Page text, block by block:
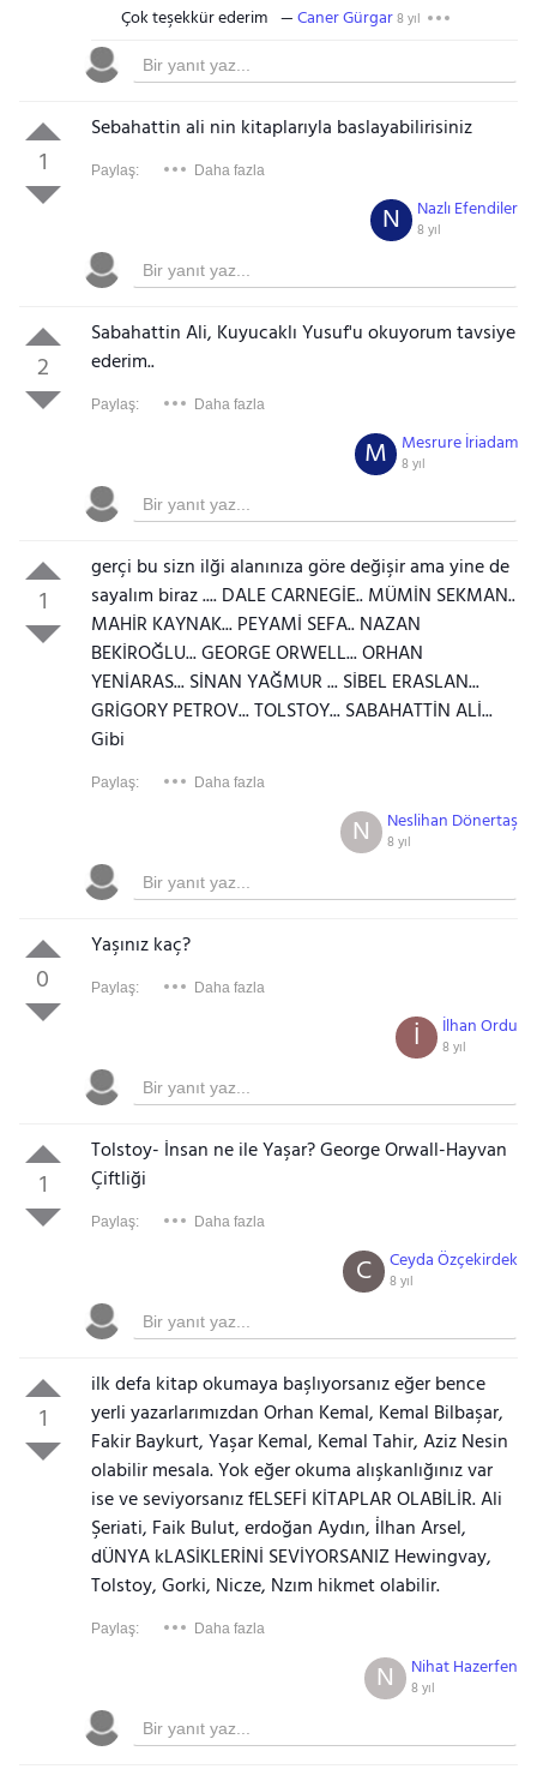
Çok teşekkür ederim Caner Gürgar8 yıl
1
Sebahattin ali nin kitaplarıyla baslayabilirisiniz
Paylaş: Daha fazla
Nazlı Efendiler
8 yıl
N
2
Sabahattin Ali, Kuyucaklı Yusuf'u okuyorum tavsiye
ederim..
Paylaş: Daha fazla
Mesrure İriadam
8 yıl
M
1
gerçi bu sizn ilği alanınıza göre değişir ama yine de
sayalım biraz .... DALE CARNEGİE.. MÜMİN SEKMAN..
MAHİR KAYNAK... PEYAMİ SEFA.. NAZAN
BEKİROĞLU... GEORGE ORWELL... ORHAN
YENİARAS... SİNAN YAĞMUR ... SİBEL ERASLAN...
GRİGORY PETROV... TOLSTOY... SABAHATTİN ALİ...
Gibi
Paylaş: Daha fazla
Neslihan Dönertaş
8 yıl
N
0
Yaşınız kaç?
Paylaş: Daha fazla
İlhan Ordu
8 yıl
İ
1
Tolstoy- İnsan ne ile Yaşar? George Orwall-Hayvan
Çiftliği
Paylaş: Daha fazla
Ceyda Özçekirdek
8 yıl
C
1
ilk defa kitap okumaya başlıyorsanız eğer bence
yerli yazarlarımızdan Orhan Kemal, Kemal Bilbaşar,
Fakir Baykurt, Yaşar Kemal, Kemal Tahir, Aziz Nesin
olabilir mesala. Yok eğer okuma alışkanlığınız var
ise ve seviyorsanız fELSEFİ KİTAPLAR OLABİLİR. Ali
Şeriati, Faik Bulut, erdoğan Aydın, i̇lhan Arsel,
dÜNYA kLASİKLERİNİ SEVİYORSANIZ Hewingvay,
Tolstoy, Gorki, Nicze, Nzım hikmet olabilir.
Paylaş: Daha fazla
Nihat Hazerfen
8 yıl
N